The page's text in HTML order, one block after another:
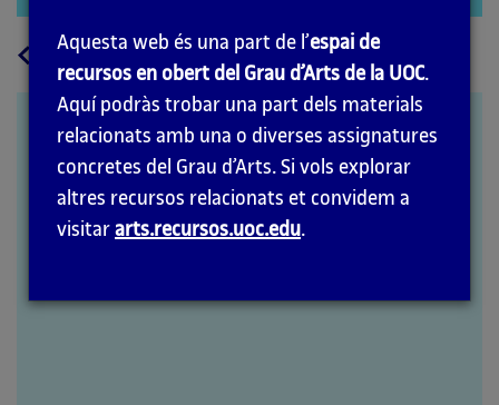
Tornara
la
pàgina
principal
Synectics: The
Development of Creative
Capacity
Aquesta web és una part de l’espai de
recursos en obert del Grau d’Arts de la UOC.
Aquí podràs trobar una part dels materials
relacionats amb una o diverses assignatures
concretes del Grau d’Arts. Si vols explorar
altres recursos relacionats et convidem a
visitar arts.recursos.uoc.edu.